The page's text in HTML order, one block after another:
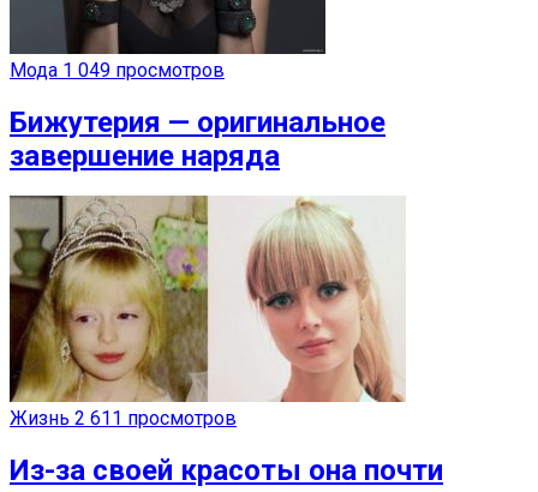
Мода 1 049 просмотров
Бижутерия — оригинальное
завершение наряда
Жизнь 2 611 просмотров
Из-за своей красоты она почти